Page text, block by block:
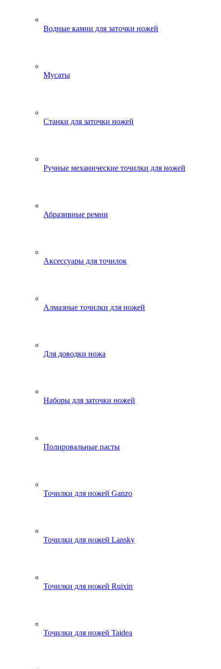
Водные камни для заточки ножей
Мусаты
Станки для заточки ножей
Ручные механические точилки для ножей
Абразивные ремни
Аксессуары для точилок
Алмазные точилки для ножей
Для доводки ножа
Наборы для заточки ножей
Полировальные пасты
Точилки для ножей Ganzo
Точилки для ножей Lansky
Точилки для ножей Ruixin
Точилки для ножей Taidea